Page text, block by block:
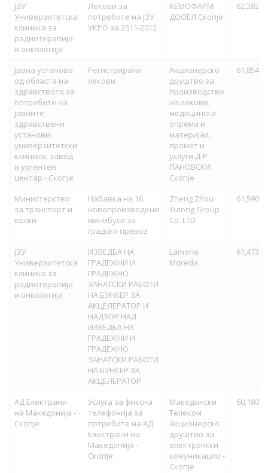
ЈЗУ
Универзитетска
клиника за
радиотерапија
и онкологија
Лекови за
потребите на ЈЗУ
УКРО за 2011-2012
КЕМОФАРМ
ДООЕЛ Скопје
Јавна установа
од областа на
здравството за
потребите на
јавните
здравствени
установи
универзитетски
клиники, завод
и ургентен
центар - Скопје
Регистрирани
лекови
Акционерско
друштво за
производство
на лекови,
медицинска
опрема и
материјал,
промет и
услуги Д-Р
ПАНОВСКИ
Скопје
Министерство
за транспорт и
врски
Набавка на 16
новопроизведени
минибуси за
градски превоз
Zheng Zhou
Yutong Group
Co. LTD
ЈЗУ
Универзитетска
клиника за
радиотерапија
и онкологија
ИЗВЕДБА НА
ГРАДЕЖНИ И
ГРАДЕЖНО
ЗАНАТСКИ РАБОТИ
НА БУНКЕР ЗА
АКЦЕЛЕРАТОР И
НАДЗОР НАД
ИЗВЕДБА НА
ГРАДЕЖНИ И
ГРАДЕЖНО
ЗАНАТСКИ РАБОТИ
НА БУНКЕР ЗА
АКЦЕЛЕРАТОР
Lamone
Moreda
АД Електрани
на Македонија -
Скопје
Услуга за фиксна
телефонија за
потребите на АД
Електрани на
Македонија -
Скопје
Македонски
Телеком
Акционерско
друштво за
електронски
комуникации -
Скопје